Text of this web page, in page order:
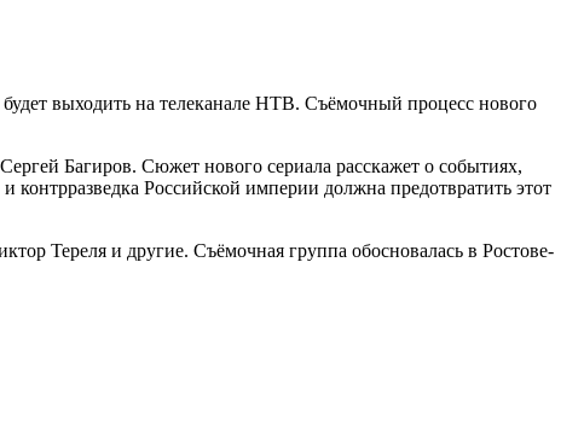
выходить на телеканале НТВ. Съёмочный процесс нового
Багиров. Сюжет нового сериала расскажет о событиях,
Российской империи должна предотвратить этот
Тереля и другие. Съёмочная группа обосновалась в Ростове-